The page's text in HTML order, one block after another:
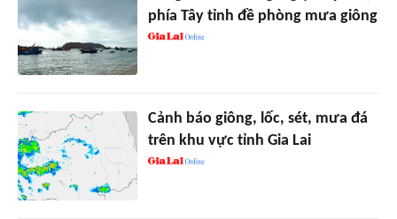
phía Tây tỉnh đề phòng mưa giông
Cảnh báo giông, lốc, sét, mưa đá
trên khu vực tỉnh Gia Lai